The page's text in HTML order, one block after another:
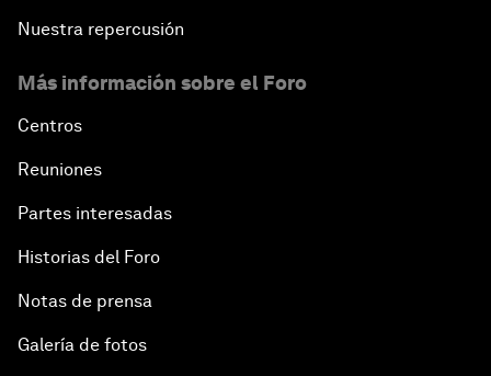
Nuestra repercusión
Más información sobre el Foro
Centros
Reuniones
Partes interesadas
Historias del Foro
Notas de prensa
Galería de fotos